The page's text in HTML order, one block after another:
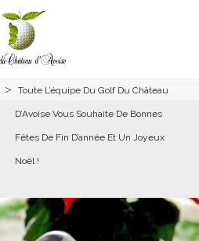
> Toute L’équipe Du Golf Du Château
D’Avoise Vous Souhaite De Bonnes
Fêtes De Fin D’année Et Un Joyeux
Noël !